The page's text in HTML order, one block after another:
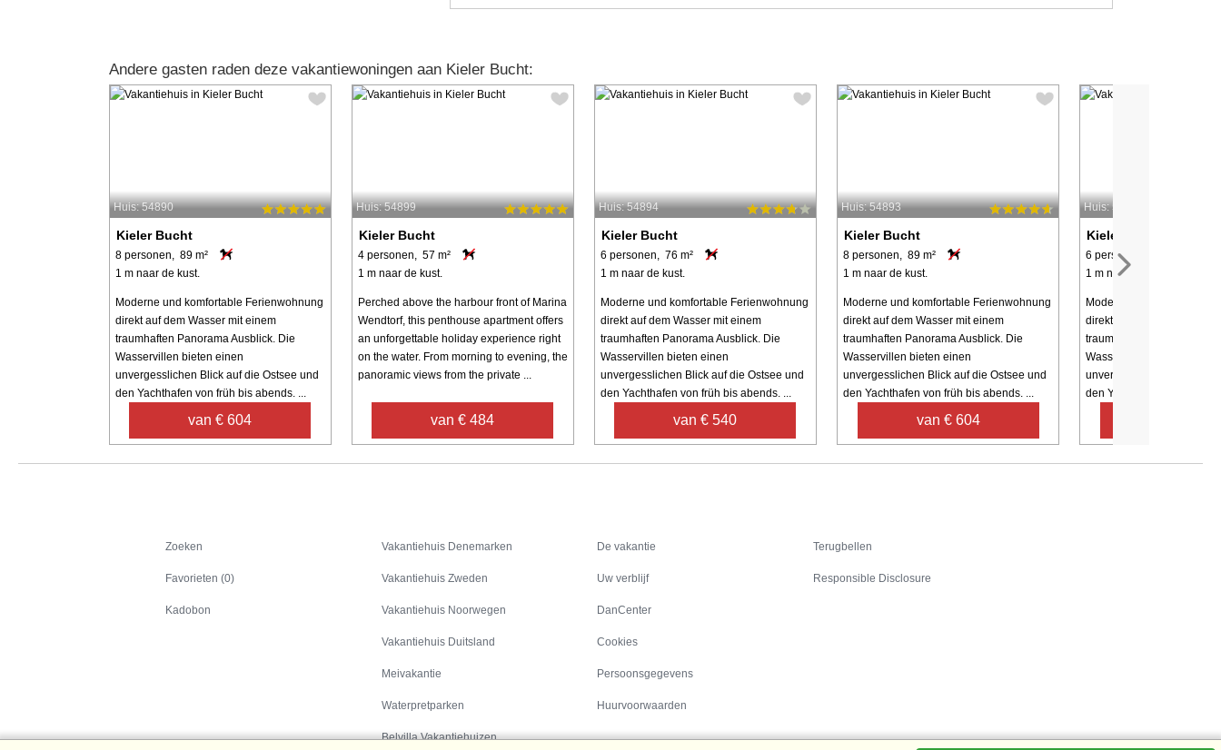
Andere gasten raden deze vakantiewoningen aan Kieler Bucht:
Huis: 54890
Kieler Bucht
8 personen, 89 m²
1 m naar de kust.
Moderne und komfortable Ferienwohnung
direkt auf dem Wasser mit einem
traumhaften Panorama Ausblick. Die
Wasservillen bieten einen
unvergesslichen Blick auf die Ostsee und
den Yachthafen von früh bis abends. ...
van € 604
Huis: 54899
Kieler Bucht
4 personen, 57 m²
1 m naar de kust.
Perched above the harbour front of Marina
Wendtorf, this penthouse apartment offers
an unforgettable holiday experience right
on the water. From morning to evening, the
panoramic views from the private ...
van € 484
Huis: 54894
Kieler Bucht
6 personen, 76 m²
1 m naar de kust.
Moderne und komfortable Ferienwohnung
direkt auf dem Wasser mit einem
traumhaften Panorama Ausblick. Die
Wasservillen bieten einen
unvergesslichen Blick auf die Ostsee und
den Yachthafen von früh bis abends. ...
van € 540
Huis: 54893
Kieler Bucht
8 personen, 89 m²
1 m naar de kust.
Moderne und komfortable Ferienwohnung
direkt auf dem Wasser mit einem
traumhaften Panorama Ausblick. Die
Wasservillen bieten einen
unvergesslichen Blick auf die Ostsee und
den Yachthafen von früh bis abends. ...
van € 604
Huis: 54897
Kieler Bucht
6 personen, 76 m²
1 m naar de kust.
Moderne und komfortable
direkt auf dem Wasser mit
traumhaften Panorama
Wasservillen bieten einen
unvergesslichen Blick auf
den Yachthafen von früh
Zoeken
Favorieten (0)
Kadobon
Vakantiehuis Denemarken
Vakantiehuis Zweden
Vakantiehuis Noorwegen
Vakantiehuis Duitsland
Meivakantie
Waterpretparken
Belvilla Vakantiehuizen
De vakantie
Uw verblijf
DanCenter
Cookies
Persoonsgegevens
Huurvoorwaarden
Terugbellen
Responsible Disclosure